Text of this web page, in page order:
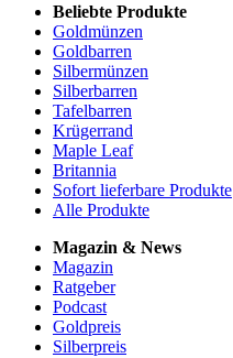
Beliebte Produkte
Goldmünzen
Goldbarren
Silbermünzen
Silberbarren
Tafelbarren
Krügerrand
Maple Leaf
Britannia
Sofort lieferbare Produkte
Alle Produkte
Magazin & News
Magazin
Ratgeber
Podcast
Goldpreis
Silberpreis